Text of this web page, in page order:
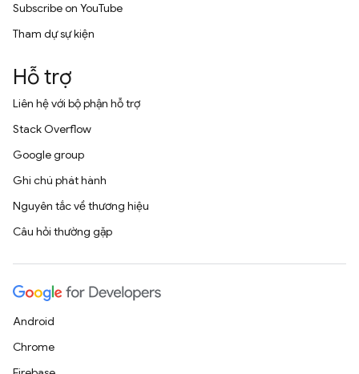
Subscribe on YouTube
Tham dự sự kiện
Hỗ trợ
Liên hệ với bộ phận hỗ trợ
Stack Overflow
Google group
Ghi chú phát hành
Nguyên tắc về thương hiệu
Câu hỏi thường gặp
Android
Chrome